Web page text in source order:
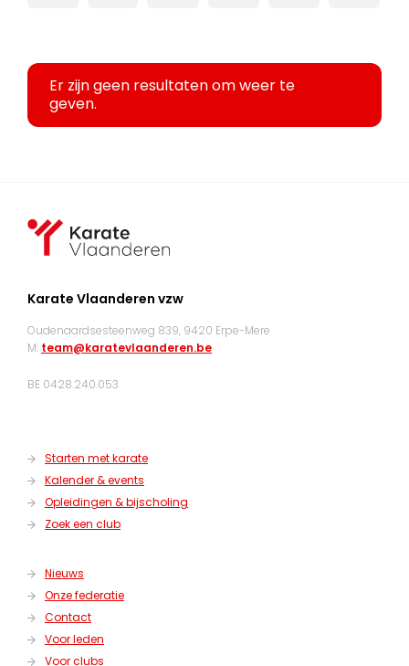
Er zijn geen resultaten om weer te
geven.
Karate Vlaanderen vzw
Oudenaardsesteenweg 839, 9420 Erpe-Mere
M: team@karatevlaanderen.be
BE 0428.240.053
Starten met karate
Kalender & events
Opleidingen & bijscholing
Zoek een club
Nieuws
Onze federatie
Contact
Voor leden
Voor clubs